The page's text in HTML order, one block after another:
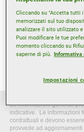
Indicazioni Stradali
Mostra numero di
Le informazioni generali
indicative. Le informazioni
contrattuali e devono
provvede ad
Cliccando su "Accetta tutti
memorizzati sul tuo
analizzare il sito utilizzato
Puoi modificare le tue
momento cliccando su
saperne di più. Informativa
Impostazioni